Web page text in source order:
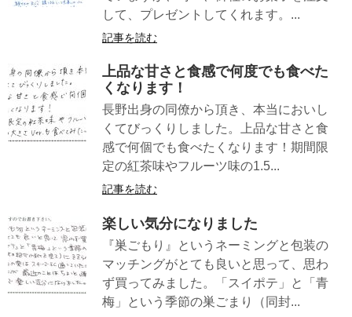
して、プレゼントしてくれます。...
記事を読む
上品な甘さと食感で何度でも食べた
くなります！
長野出身の同僚から頂き、本当においし
くてびっくりしました。上品な甘さと食
感で何個でも食べたくなります！期間限
定の紅茶味やフルーツ味の1.5...
記事を読む
楽しい気分になりました
『巣ごもり』というネーミングと包装の
マッチングがとても良いと思って、思わ
ず買ってみました。「スイポテ」と「青
梅」という季節の巣ごまり（同封...